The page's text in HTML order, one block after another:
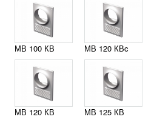
МВ 100 КВ
МВ 120 КВ
МВ 120 КВc
МВ 125 КВ